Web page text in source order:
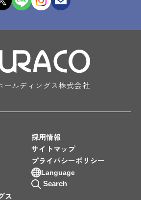
ールディングス株式会社
ス
採用情報
サイトマップ
プライバシーポリシー
Language
Search